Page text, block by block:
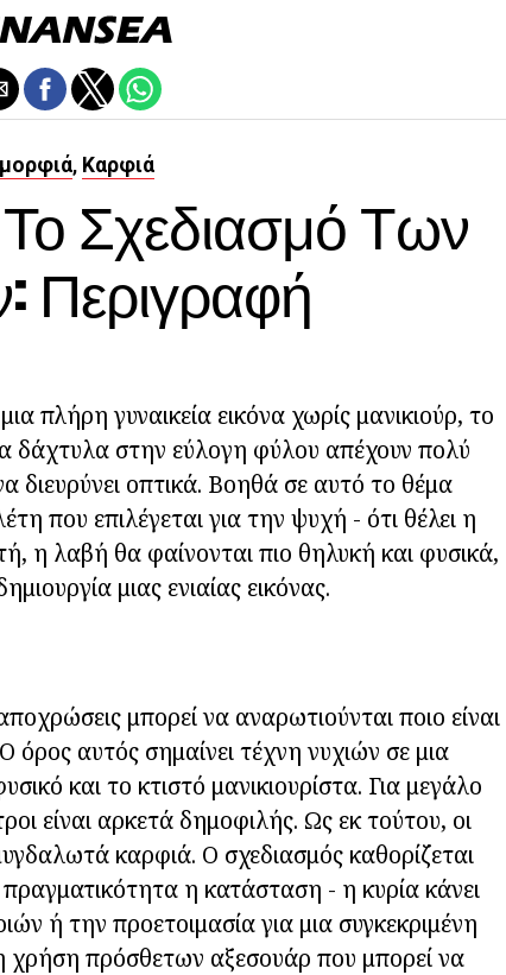
, Καρφιά
Σχεδιασμό Των
Περιγραφή
πλήρη γυναικεία εικόνα χωρίς μανικιούρ, το
δάχτυλα στην εύλογη φύλου απέχουν πολύ
διευρύνει οπτικά. Βοηθά σε αυτό το θέμα
που επιλέγεται για την ψυχή - ότι θέλει η
η λαβή θα φαίνονται πιο θηλυκή και φυσικά,
μιας ενιαίας εικόνας.
μπορεί να αναρωτιούνται ποιο είναι
όρος αυτός σημαίνει τέχνη νυχιών σε μια
και το κτιστό μανικιουρίστα. Για μεγάλο
είναι αρκετά δημοφιλής. Ως εκ τούτου, οι
καρφιά. Ο σχεδιασμός καθορίζεται
η κατάσταση - η κυρία κάνει
ή την προετοιμασία για μια συγκεκριμένη
χρήση πρόσθετων αξεσουάρ που μπορεί να